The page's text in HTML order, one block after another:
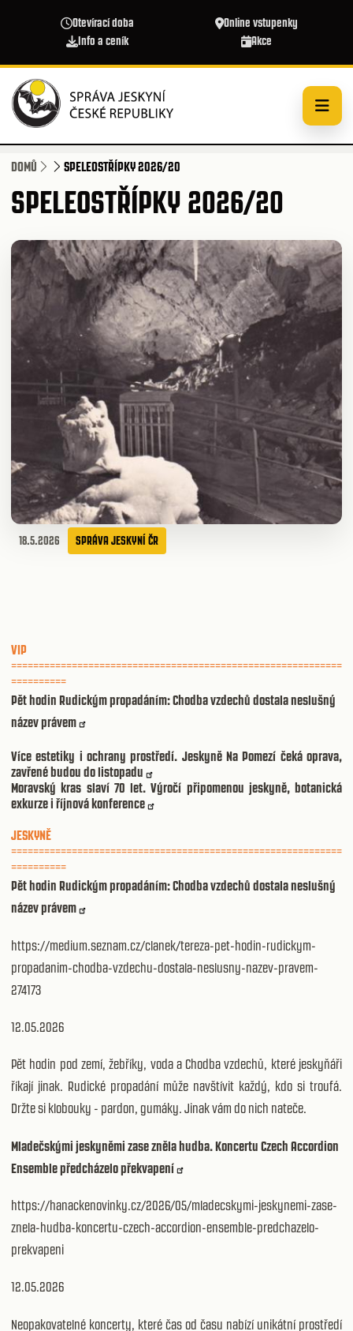
Otevírací doba
Online vstupenky
Info a ceník
Akce
DOMŮ SPELEOSTŘÍPKY 2026/20
SPELEOSTŘÍPKY 2026/20
18.5.2026 SPRÁVA JESKYNÍ ČR
VIP
============================================================
==========
Pět hodin Rudickým propadáním: Chodba vzdechů dostala neslušný
název právem
Více estetiky i ochrany prostředí. Jeskyně Na Pomezí čeká oprava,
zavřené budou do listopadu
Moravský kras slaví 70 let. Výročí připomenou jeskyně, botanická
exkurze i říjnová konference
JESKYNĚ
============================================================
==========
Pět hodin Rudickým propadáním: Chodba vzdechů dostala neslušný
název právem
https://medium.seznam.cz/clanek/tereza-pet-hodin-rudickym-
propadanim-chodba-vzdechu-dostala-neslusny-nazev-pravem-
274173
12.05.2026
Pět hodin pod zemí, žebříky, voda a Chodba vzdechů, které jeskyňáři
říkají jinak. Rudické propadání může navštívit každý, kdo si troufá.
Držte si klobouky - pardon, gumáky. Jinak vám do nich nateče.
Mladečskými jeskyněmi zase zněla hudba. Koncertu Czech Accordion
Ensemble předcházelo překvapení
https://hanackenovinky.cz/2026/05/mladecskymi-jeskynemi-zase-
znela-hudba-koncertu-czech-accordion-ensemble-predchazelo-
prekvapeni
12.05.2026
Neopakovatelné koncerty, které čas od času nabízí unikátní prostředí